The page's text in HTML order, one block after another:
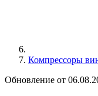
Компрессоры
Обновление от